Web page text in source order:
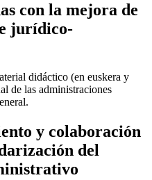
con la mejora de
jurídico-
didáctico (en euskera y
de las administraciones
y colaboración
del